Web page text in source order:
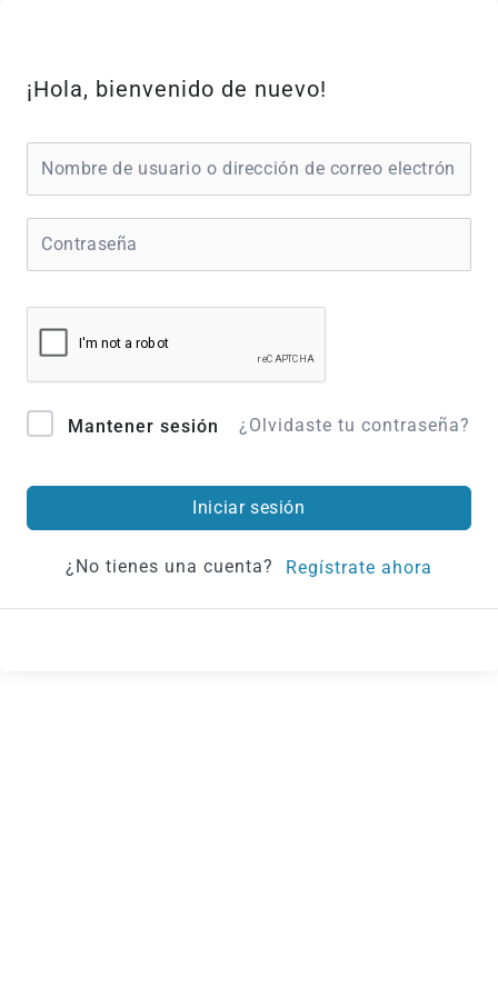
contenido
¡Hola, bienvenido de nuevo!
Mantener sesión ¿Olvidaste tu contraseña?
Iniciar sesión
¿No tienes una cuenta? Regístrate ahora